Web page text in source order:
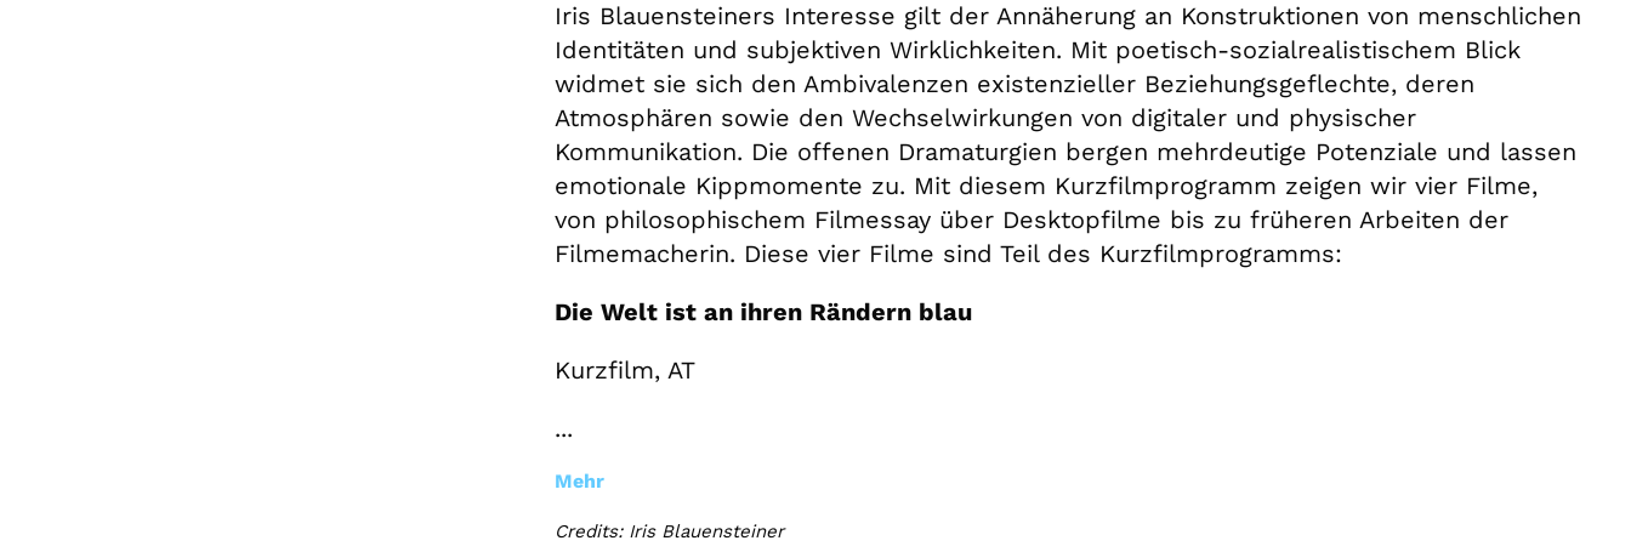
Iris Blauensteiners Interesse gilt der Annäherung an Konstruktionen von menschlichen
Identitäten und subjektiven Wirklichkeiten. Mit poetisch-sozialrealistischem Blick
widmet sie sich den Ambivalenzen existenzieller Beziehungsgeflechte, deren
Atmosphären sowie den Wechselwirkungen von digitaler und physischer
Kommunikation. Die offenen Dramaturgien bergen mehrdeutige Potenziale und lassen
emotionale Kippmomente zu. Mit diesem Kurzfilmprogramm zeigen wir vier Filme,
von philosophischem Filmessay über Desktopfilme bis zu früheren Arbeiten der
Filmemacherin. Diese vier Filme sind Teil des Kurzfilmprogramms:
Die Welt ist an ihren Rändern blau
Kurzfilm, AT
...
Mehr
Credits: Iris Blauensteiner